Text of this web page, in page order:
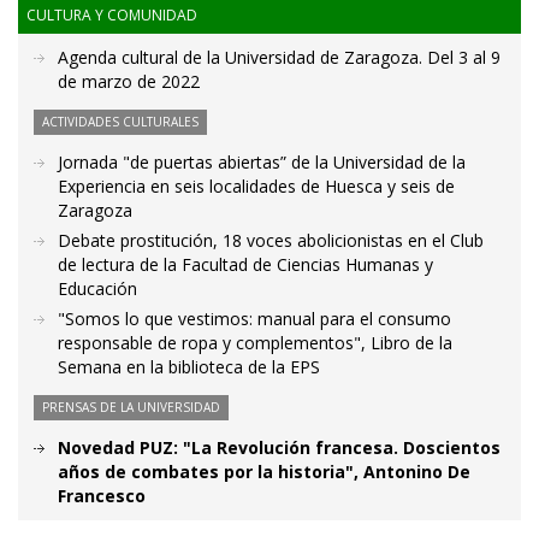
CULTURA Y COMUNIDAD
Agenda cultural de la Universidad de Zaragoza. Del 3 al 9
de marzo de 2022
ACTIVIDADES CULTURALES
Jornada "de puertas abiertas” de la Universidad de la
Experiencia en seis localidades de Huesca y seis de
Zaragoza
Debate prostitución, 18 voces abolicionistas en el Club
de lectura de la Facultad de Ciencias Humanas y
Educación
"Somos lo que vestimos: manual para el consumo
responsable de ropa y complementos", Libro de la
Semana en la biblioteca de la EPS
PRENSAS DE LA UNIVERSIDAD
Novedad PUZ: "La Revolución francesa. Doscientos
años de combates por la historia", Antonino De
Francesco